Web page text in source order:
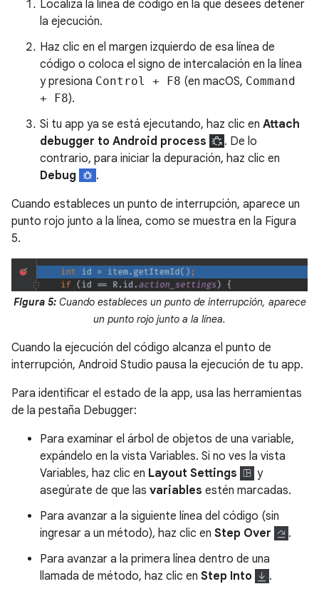
Localiza la línea de código en la que desees detener
la ejecución.
Haz clic en el margen izquierdo de esa línea de
código o coloca el signo de intercalación en la línea
y presiona Control + F8 (en macOS, Command
+ F8).
Si tu app ya se está ejecutando, haz clic en Attach
debugger to Android process
. De lo
contrario, para iniciar la depuración, haz clic en
Debug
.
Cuando estableces un punto de interrupción, aparece un
punto rojo junto a la línea, como se muestra en la Figura
5.
Figura 5:Cuando estableces un punto de interrupción, aparece
un punto rojo junto a la línea.
Cuando la ejecución del código alcanza el punto de
interrupción, Android Studio pausa la ejecución de tu app.
Para identificar el estado de la app, usa las herramientas
de la pestaña Debugger:
Para examinar el árbol de objetos de una variable,
expándelo en la vista Variables. Si no ves la vista
Variables, haz clic en Layout Settings
y
asegúrate de que las variables estén marcadas.
Para avanzar a la siguiente línea del código (sin
ingresar a un método), haz clic en Step Over
.
Para avanzar a la primera línea dentro de una
llamada de método, haz clic en Step Into
.